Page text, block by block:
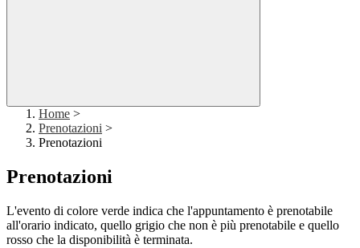
Home >
Prenotazioni >
Prenotazioni
Prenotazioni
L'evento di colore verde indica che l'appuntamento è prenotabile
all'orario indicato, quello grigio che non è più prenotabile e quello
rosso che la disponibilità è terminata.